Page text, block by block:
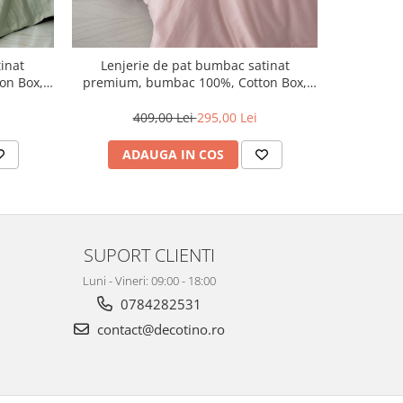
Box,
Lenjerie de pat bumbac satinat
premium, bumbac 100%, Cotton Box,
409,00 Lei295,00 Lei
ADAUGA IN COS
SUPORT CLIENTI
Luni - Vineri: 09:00 - 18:00
0784282531
contact@decotino.ro